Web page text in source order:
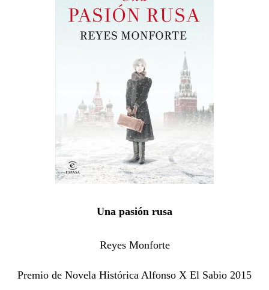
Una pasión rusa
Reyes Monforte
Premio de Novela Histórica Alfonso X El Sabio 2015